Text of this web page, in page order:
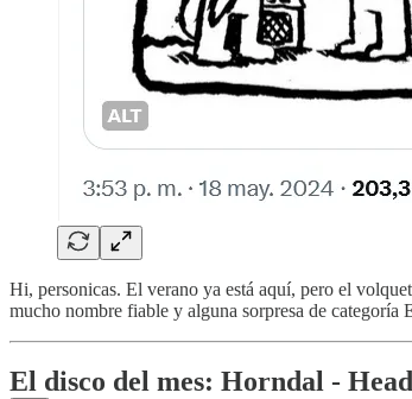
Hi, personicas. El verano ya está aquí, pero el
mucho nombre fiable y alguna sorpresa de categoría
El disco del mes: Horndal -